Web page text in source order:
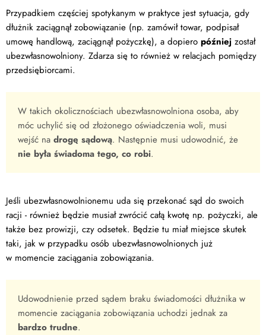
Przypadkiem częściej spotykanym w praktyce jest sytuacja, gdy
dłużnik zaciągnął zobowiązanie (np. zamówił towar, podpisał
umowę handlową, zaciągnął pożyczkę), a dopiero później został
ubezwłasnowolniony. Zdarza się to również w relacjach pomiędzy
przedsiębiorcami.
W takich okolicznościach ubezwłasnowolniona osoba, aby
móc uchylić się od złożonego oświadczenia woli, musi
wejść na drogę sądową. Następnie musi udowodnić, że
nie była świadoma tego, co robi.
Jeśli ubezwłasnowolnionemu uda się przekonać sąd do swoich
racji - również będzie musiał zwrócić całą kwotę np. pożyczki, ale
także bez prowizji, czy odsetek. Będzie tu miał miejsce skutek
taki, jak w przypadku osób ubezwłasnowolnionych już
w momencie zaciągania zobowiązania.
Udowodnienie przed sądem braku świadomości dłużnika w
momencie zaciągania zobowiązania uchodzi jednak za
bardzo trudne.